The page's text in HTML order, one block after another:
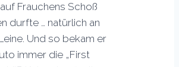
Frauchens Schoß
durfte … natürlich an
Und so bekam er
immer die „First